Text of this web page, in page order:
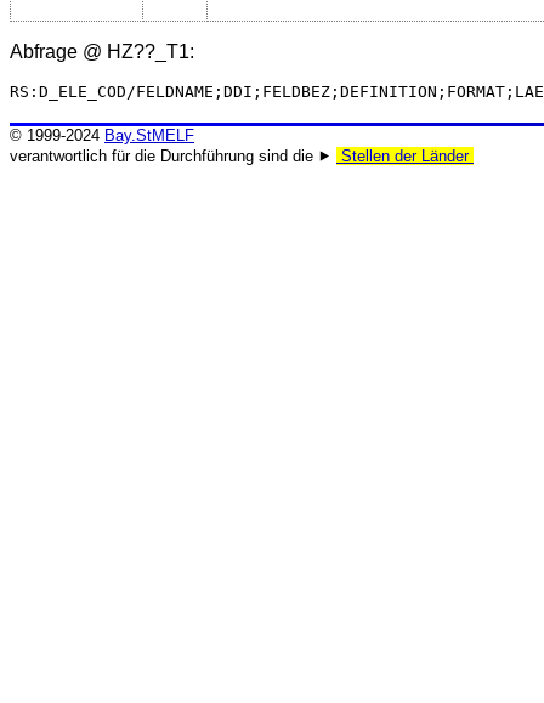
Abfrage @ HZ??_T1:
RS:D_ELE_COD/
© 1999-2024 Bay.StMELF
verantwortlich für die Durchführung sind die ⯈
Stellen der Länder